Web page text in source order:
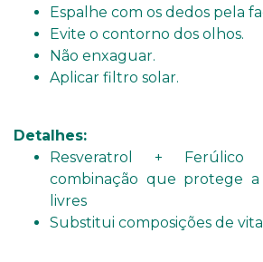
Espalhe com os dedos pela
Evite o contorno dos olhos.
Não enxaguar.
Aplicar filtro solar.
Detalhes:
Resveratrol +
combinação que protege a
livres
Substitui composições de